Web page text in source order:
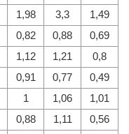
1,98 3,3
1,49
0,82 0,88
0,69
1,12 1,21
0,8
0,91 0,77
0,49
1 1,06
1,01
0,88 1,11
0,56